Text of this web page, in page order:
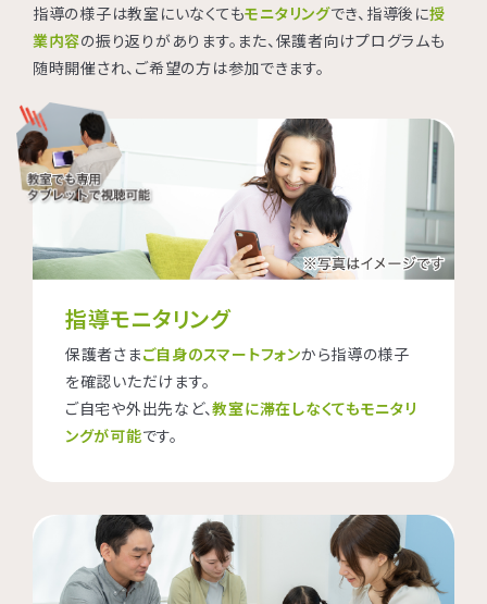
指導の様子は教室にいなくてもモニタリングでき、指導後に授
業内容の振り返りがあります。また、保護者向けプログラムも
随時開催され、ご希望の方は参加できます。
指導モニタリング
保護者さまご自身のスマートフォンから指導の様子
を確認いただけます。
ご自宅や外出先など、教室に滞在しなくてもモニタリ
ングが可能です。